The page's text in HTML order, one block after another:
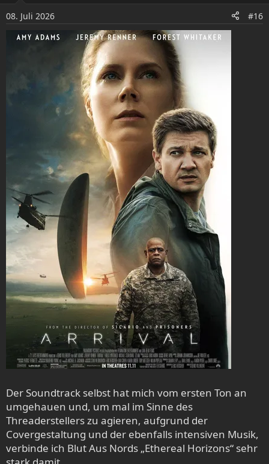
n
08. Juli 2026 #16
Der Soundtrack selbst hat mich vom ersten Ton an
umgehauen und, um mal im Sinne des
Threaderstellers zu agieren, aufgrund der
Covergestaltung und der ebenfalls intensiven Musik,
verbinde ich Blut Aus Nords „Ethereal Horizons“ sehr